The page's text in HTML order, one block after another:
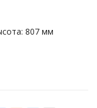
807 мм